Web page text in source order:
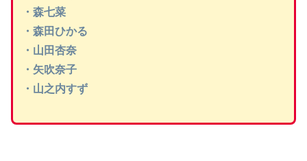
・森七菜
・森田ひかる
・山田杏奈
・矢吹奈子
・山之内すず